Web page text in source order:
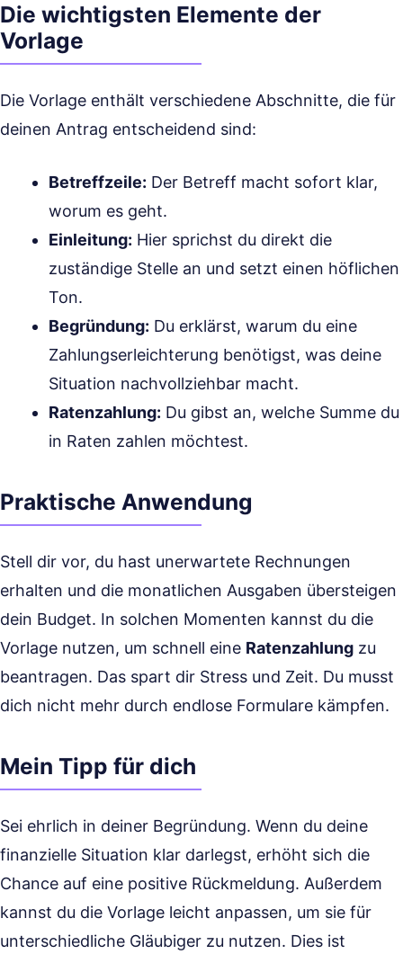
Die wichtigsten Elemente der
Vorlage
Die Vorlage enthält verschiedene Abschnitte, die für
deinen Antrag entscheidend sind:
Betreffzeile: Der Betreff macht sofort klar,
worum es geht.
Einleitung: Hier sprichst du direkt die
zuständige Stelle an und setzt einen höflichen
Ton.
Begründung: Du erklärst, warum du eine
Zahlungserleichterung benötigst, was deine
Situation nachvollziehbar macht.
Ratenzahlung: Du gibst an, welche Summe du
in Raten zahlen möchtest.
Praktische Anwendung
Stell dir vor, du hast unerwartete Rechnungen
erhalten und die monatlichen Ausgaben übersteigen
dein Budget. In solchen Momenten kannst du die
Vorlage nutzen, um schnell eine Ratenzahlung zu
beantragen. Das spart dir Stress und Zeit. Du musst
dich nicht mehr durch endlose Formulare kämpfen.
Mein Tipp für dich
Sei ehrlich in deiner Begründung. Wenn du deine
finanzielle Situation klar darlegst, erhöht sich die
Chance auf eine positive Rückmeldung. Außerdem
kannst du die Vorlage leicht anpassen, um sie für
unterschiedliche Gläubiger zu nutzen. Dies ist